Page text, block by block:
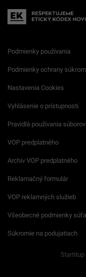
Podmienky používania
Podmienky ochrany
Nastavenia Cookies
Vyhlásenie o prístupnosti
Pravidlá používania
VOP predplatného
Archív VOP predplatného
Reklamačný formulár
VOP reklamných služieb
Všeobecné podmienky
Súkromie na podujatiach
Startitup